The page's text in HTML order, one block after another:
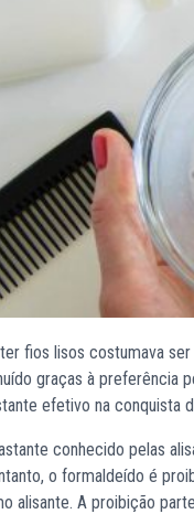
fios lisos costumava
graças à preferência
efetivo na conquista
conhecido pelas
o formaldeído é
alisante. A proibição